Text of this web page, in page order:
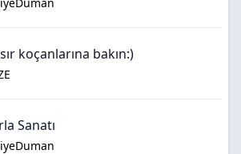
koçanlarına bakın:)
Sanatı